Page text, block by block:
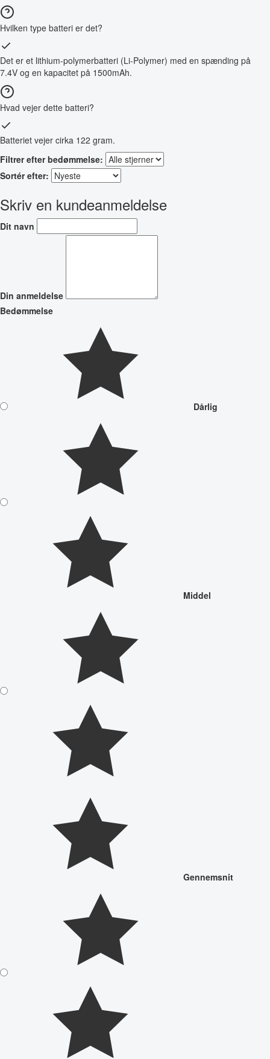
Hvilken type batteri er det?
Det er et lithium-polymerbatteri (Li-Polymer) med en spænding på
7.4V og en kapacitet på 1500mAh.
Hvad vejer dette batteri?
Batteriet vejer cirka 122 gram.
Filtrer efter bedømmelse:
Sortér efter:
Skriv en kundeanmeldelse
Dit navn
Din anmeldelse
Bedømmelse
Dårlig
Middel
Gennemsnit